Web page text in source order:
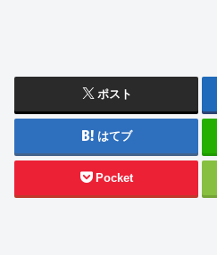
ポスト
はてブ
Pocket